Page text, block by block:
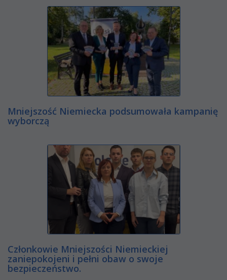
Mniejszość Niemiecka podsumowała kampanię
wyborczą
Członkowie Mniejszości Niemieckiej
zaniepokojeni i pełni obaw o swoje
bezpieczeństwo.